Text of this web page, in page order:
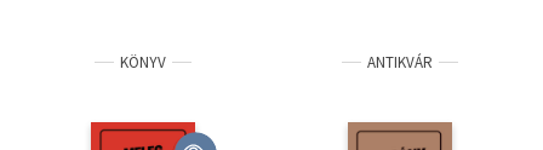
KÖNYV ANTIKVÁR